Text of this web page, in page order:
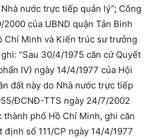
nước trực tiếp quản lý”; Công
của UBND quận Tản Binh
Chí Minh và Kiến trúc sư trưởng
“Sau 30/4/1975 căn cứ Quyết
IV) ngày 14/4/1977 của Hội
đất này do Nhà nước trực tiếp
ĐCNĐ-TTS ngày 24/7/2002
thành phố Hồ Chí Minh, ghi căn
số 111/CP ngày 14/4/1977